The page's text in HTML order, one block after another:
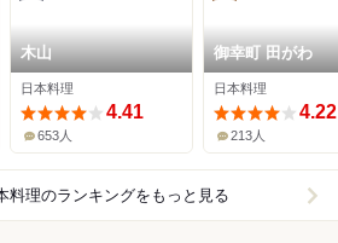
木山
日本料理
4.41
653人
御幸町 田がわ
日本料理
4.22
213人
料理のランキングをもっと見る